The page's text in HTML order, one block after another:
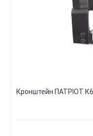
Кронштейн ПАТРІОТ